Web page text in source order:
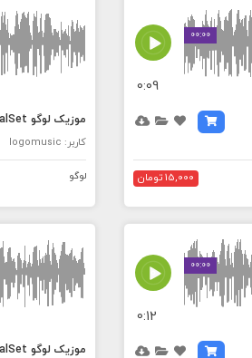
00:00
0:09
15,000 تومان
src attribute
موزیک لوگو OrchestralSet
کاربر: logomusic
لوگو
00:00
0:12
src attribute
موزیک لوگو OrchestralSet